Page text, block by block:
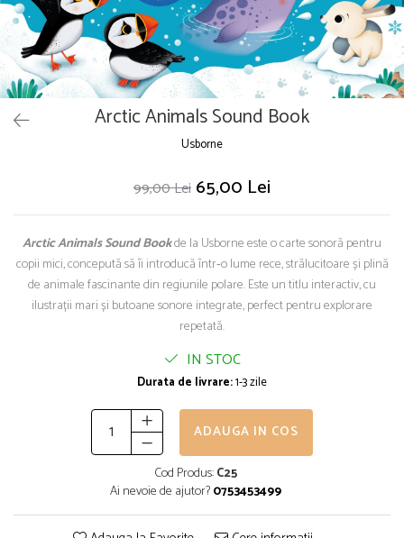
Puzzle
Seturi carti Usborne
Arctic Animals Sound Book
Usborne
99,00 Lei 65,00 Lei
Arctic Animals Sound Bookde la Usborne este o carte sonoră pentru
copii mici, concepută să îi introducă într‑o lume rece, strălucitoare și plină
de animale fascinante din regiunile polare. Este un titlu interactiv, cu
ilustrații mari și butoane sonore integrate, perfect pentru explorare
repetată.
IN STOC
Durata de livrare:1-3 zile
ADAUGA IN COS
Cod Produs:C25
Ai nevoie de ajutor?0753453499